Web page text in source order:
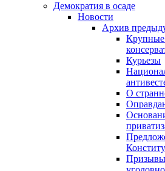
Демократия в осаде
Новости
Архив
Крупные
Курьезы
О